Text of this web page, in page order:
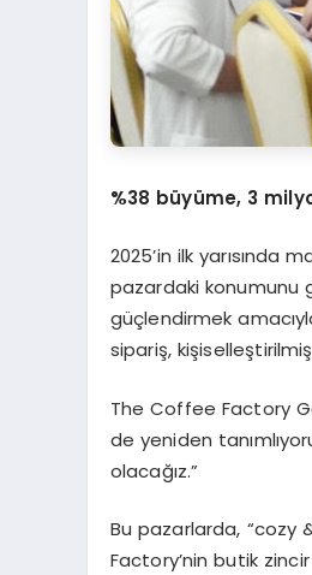
%38 büyüme, 3
2025’in ilk yarısında
pazardaki konumunu
güçlendirmek
sipariş,
The Coffee Factory
de yeniden
olacağız.”
Bu pazarlarda, “cozy
Factory’nin butik